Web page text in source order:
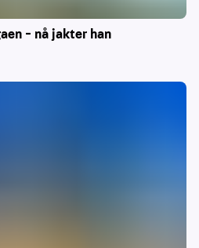
– nå jakter han